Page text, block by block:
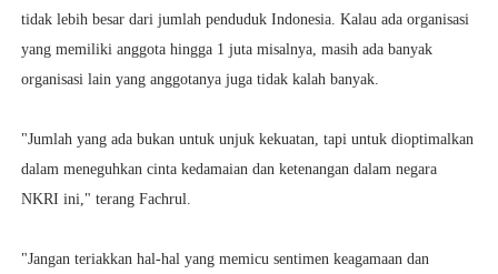
tidak lebih besar dari jumlah penduduk Indonesia. Kalau ada organisasi
yang memiliki anggota hingga 1 juta misalnya, masih ada banyak
organisasi lain yang anggotanya juga tidak kalah banyak.
"Jumlah yang ada bukan untuk unjuk kekuatan, tapi untuk dioptimalkan
dalam meneguhkan cinta kedamaian dan ketenangan dalam negara
NKRI ini," terang Fachrul.
"Jangan teriakkan hal-hal yang memicu sentimen keagamaan dan